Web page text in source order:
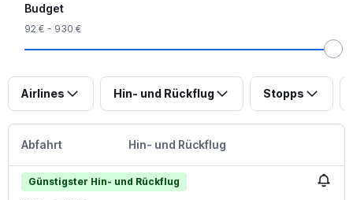
Budget
92 € - 930 €
Airlines Hin- und Rückflug Stopps
Abfahrt Hin- und Rückflug
Günstigster Hin- und Rückflug